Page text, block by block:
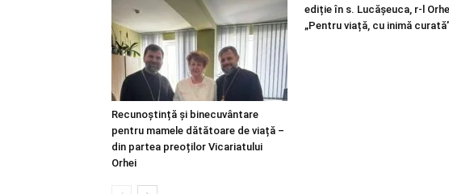
Recunoștință și binecuvântare
pentru mamele dătătoare de viață –
din partea preoților Vicariatului
Orhei
ediție în s. Lucășeuca, r-l
„Pentru viață, cu inimă